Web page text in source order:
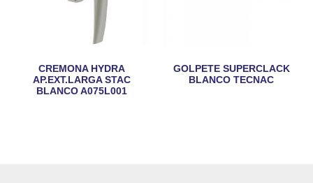
CREMONA HYDRA
AP.EXT.LARGA STAC
BLANCO A075L001
GOLPETE SUPERCLACK
BLANCO TECNAC